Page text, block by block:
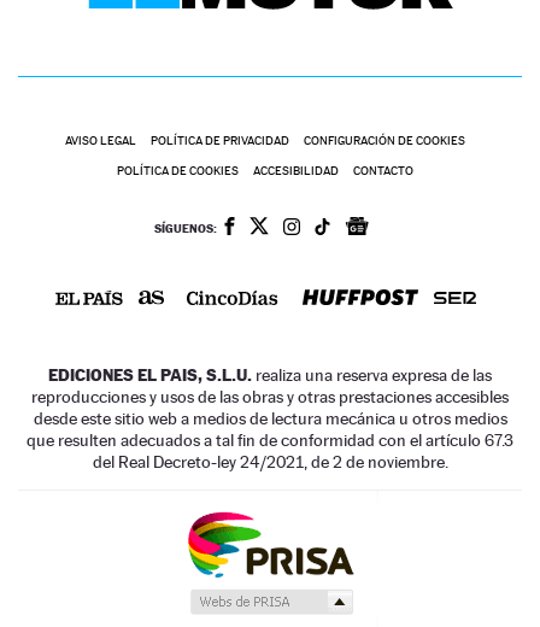
AVISO LEGAL POLÍTICA DE PRIVACIDAD CONFIGURACIÓN DE COOKIES
POLÍTICA DE COOKIES ACCESIBILIDAD CONTACTO
SÍGUENOS:
EDICIONES EL PAIS, S.L.U. realiza una reserva expresa de las
reproducciones y usos de las obras y otras prestaciones accesibles
desde este sitio web a medios de lectura mecánica u otros medios
que resulten adecuados a tal fin de conformidad con el artículo 67.3
del Real Decreto-ley 24/2021, de 2 de noviembre.